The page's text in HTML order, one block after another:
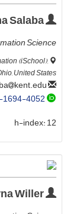
Science
(iSchool),
United States
kent.edu
4052
h-index:12